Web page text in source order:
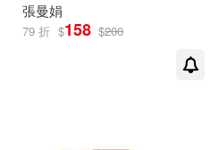
張曼娟
79 折 $158 $200